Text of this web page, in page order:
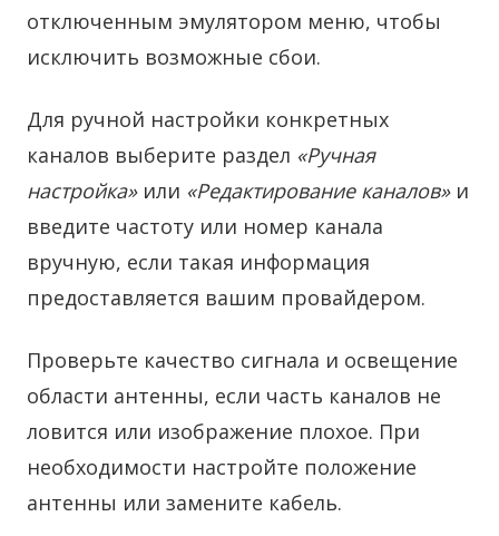
отключенным эмулятором меню, чтобы
исключить возможные сбои.
Для ручной настройки конкретных
каналов выберите раздел «Ручная
настройка»или «Редактирование каналов»и
введите частоту или номер канала
вручную, если такая информация
предоставляется вашим провайдером.
Проверьте качество сигнала и освещение
области антенны, если часть каналов не
ловится или изображение плохое. При
необходимости настройте положение
антенны или замените кабель.